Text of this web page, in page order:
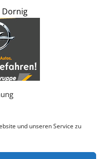
und unseren Service zu
Dornig